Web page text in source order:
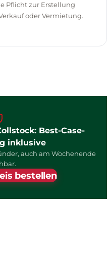
Pflicht zur Erstellung
oder Vermietung.
Best-Case-
inklusive
auch am Wochenende
bestellen